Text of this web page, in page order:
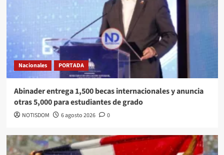
Nacionales PORTADA
Abinader entrega 1,500 becas internacionales y anuncia
otras 5,000 para estudiantes de grado
NOTISDOM 6 agosto 2026 0